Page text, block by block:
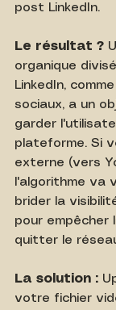
post LinkedIn.
Le résultat ?
organique
LinkedIn,
sociaux, a un
garder
plateforme. Si
externe (vers
l'algorithme va
brider la
pour empêcher
quitter le
La solution :
votre fichier